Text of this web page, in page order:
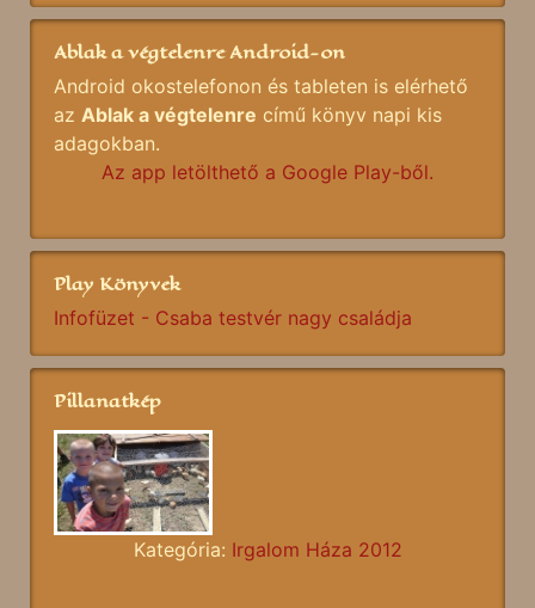
Ablak a végtelenre Android-on
Android okostelefonon és tableten is elérhető
az Ablak a végtelenre című könyv napi kis
adagokban.
Az app letölthető a Google Play-ből.
Play Könyvek
Infofüzet - Csaba testvér nagy családja
Pillanatkép
Kategória: Irgalom Háza 2012